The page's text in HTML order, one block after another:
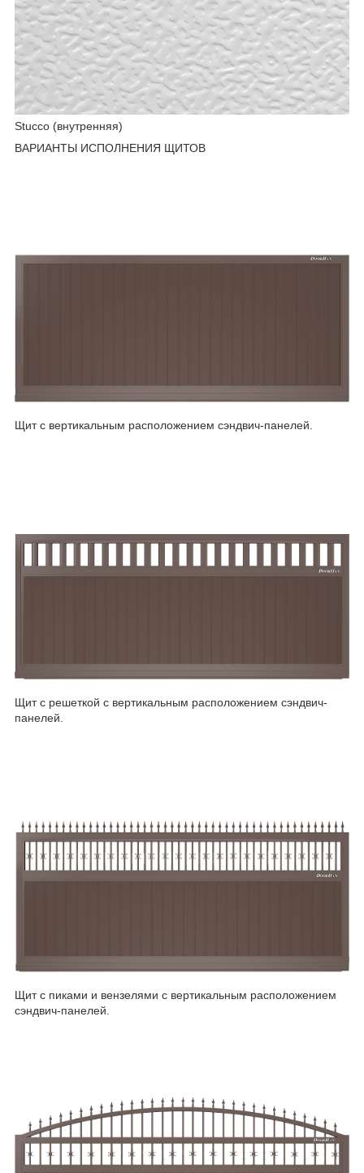
Stucco (внутренняя)
ВАРИАНТЫ ИСПОЛНЕНИЯ ЩИТОВ
Щит с вертикальным расположением сэндвич-панелей.
Щит c решеткой с вертикальным расположением сэндвич-
панелей.
Щит с пиками и вензелями с вертикальным расположением
сэндвич-панелей.